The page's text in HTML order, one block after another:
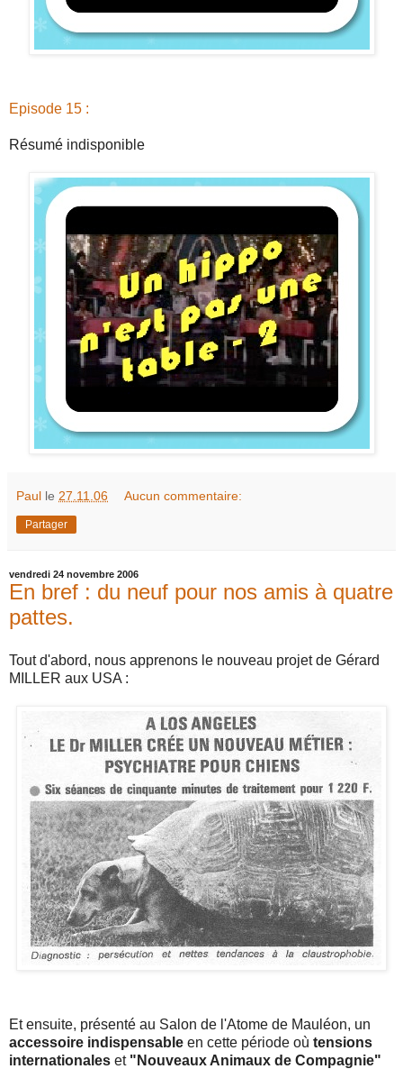
Episode 15 :
Résumé indisponible
Paul le 27.11.06 Aucun commentaire:
Partager
vendredi 24 novembre 2006
En bref : du neuf pour nos amis à quatre
pattes.
Tout d'abord, nous apprenons le nouveau projet de Gérard
MILLER aux USA :
Et ensuite, présenté au Salon de l'Atome de Mauléon, un
accessoire indispensable en cette période où tensions
internationales et "Nouveaux Animaux de Compagnie"